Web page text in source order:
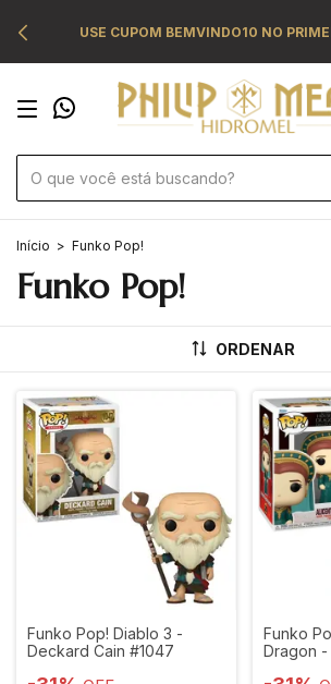
USE CUPOM BEMVINDO10 NO
Início > Funko Pop!
Funko Pop!
ORDENAR
Funko Pop! Diablo 3 -
Deckard Cain #1047
Funko
Dragon -